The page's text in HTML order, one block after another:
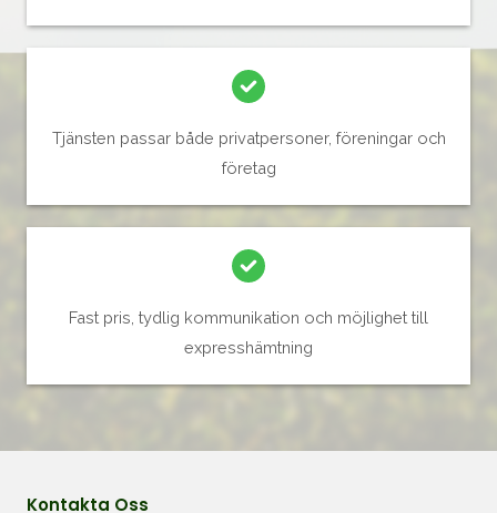
Tjänsten passar både privatpersoner, föreningar och
företag
Fast pris, tydlig kommunikation och möjlighet till
expresshämtning
Kontakta Oss